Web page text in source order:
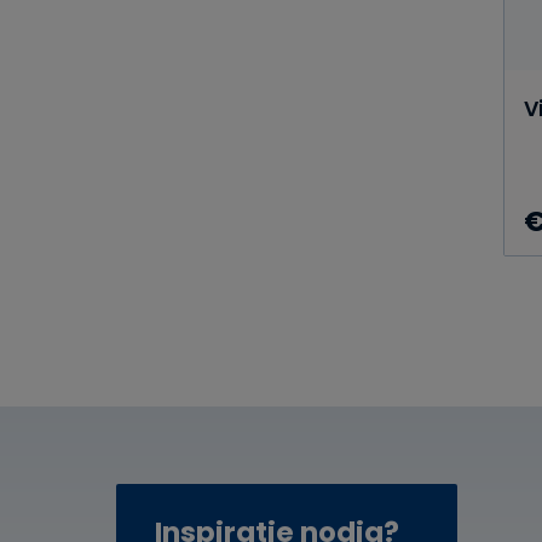
Inspiratie nodig?